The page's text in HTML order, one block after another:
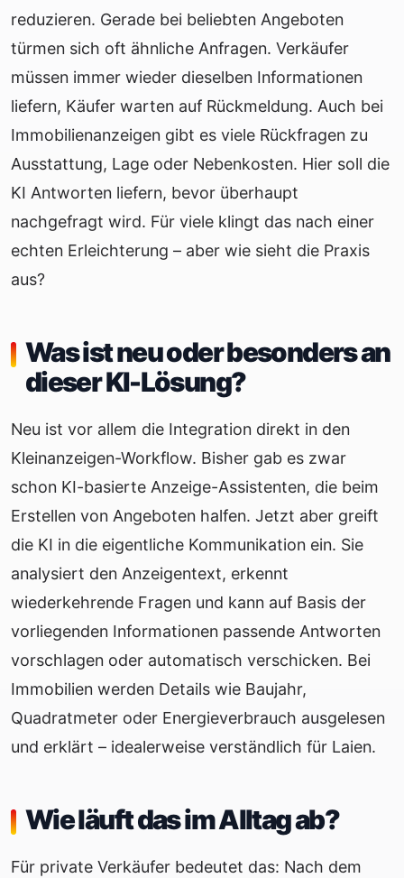
reduzieren. Gerade bei beliebten Angeboten
türmen sich oft ähnliche Anfragen. Verkäufer
müssen immer wieder dieselben Informationen
liefern, Käufer warten auf Rückmeldung. Auch bei
Immobilienanzeigen gibt es viele Rückfragen zu
Ausstattung, Lage oder Nebenkosten. Hier soll die
KI Antworten liefern, bevor überhaupt
nachgefragt wird. Für viele klingt das nach einer
echten Erleichterung – aber wie sieht die Praxis
aus?
Was ist neu oder besonders an
dieser KI-Lösung?
Neu ist vor allem die Integration direkt in den
Kleinanzeigen-Workflow. Bisher gab es zwar
schon KI-basierte Anzeige-Assistenten, die beim
Erstellen von Angeboten halfen. Jetzt aber greift
die KI in die eigentliche Kommunikation ein. Sie
analysiert den Anzeigentext, erkennt
wiederkehrende Fragen und kann auf Basis der
vorliegenden Informationen passende Antworten
vorschlagen oder automatisch verschicken. Bei
Immobilien werden Details wie Baujahr,
Quadratmeter oder Energieverbrauch ausgelesen
und erklärt – idealerweise verständlich für Laien.
Wie läuft das im Alltag ab?
Für private Verkäufer bedeutet das: Nach dem